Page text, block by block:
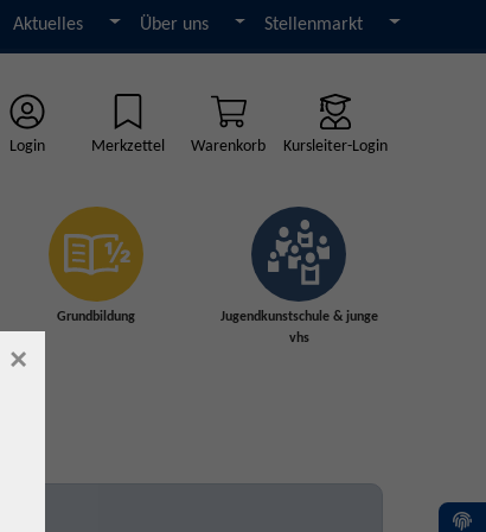
Aktuelles Über uns Stellenmarkt
Login Merkzettel Warenkorb Kursleiter-Login
Grundbildung
Jugendkunstschule & junge
vhs
×